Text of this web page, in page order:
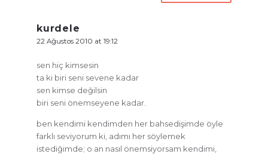
kurdele
22 Ağustos 2010 at 19:12
sen hiç kimsesin
ta ki biri seni sevene kadar
sen kimse değilsin
biri seni önemseyene kadar.
ben kendimi kendimden her bahsedişimde öyle
farklı seviyorum ki, adımı her söylemek
istediğimde; o an nasıl önemsiyorsam kendimi,